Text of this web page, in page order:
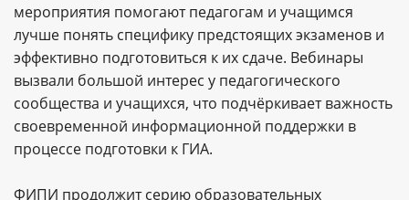
мероприятия помогают педагогам и учащимся
лучше понять специфику предстоящих экзаменов и
эффективно подготовиться к их сдаче. Вебинары
вызвали большой интерес у педагогического
сообщества и учащихся, что подчёркивает важность
своевременной информационной поддержки в
процессе подготовки к ГИА.
ФИПИ продолжит серию образовательных